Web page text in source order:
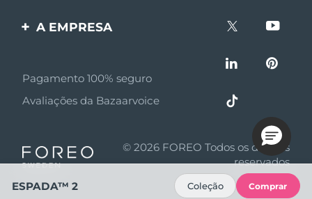
Registro de produto
A EMPRESA
Afiliados
Notícias de afiliados
Parceiro minoritário
Termos de uso
Pagamento 100% seguro
Avaliações da Bazaarvoice
© 2026 FOREO Todos os direitos
reservados
ESPADA™ 2
Coleção Comprar